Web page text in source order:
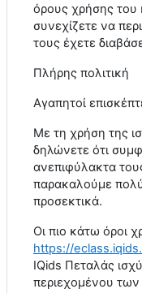
όρους χρήσης του
συνεχίζετε να
τους έχετε
Πλήρης πολιτική
Αγαπητοί
Με τη χρήση της
δηλώνετε ότι
ανεπιφύλακτα
παρακαλούμε
προσεκτικά.
Οι πιο κάτω όροι
https://eclass.iqids.
IQids Πεταλάς
περιεχομένου